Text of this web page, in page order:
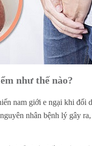
như thế nào?
nam giới e ngại khi đối
nhân bệnh lý gây